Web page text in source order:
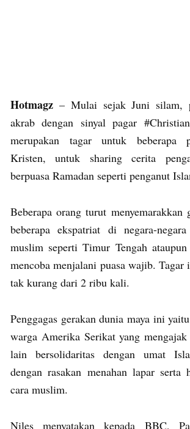
Hotmagz – Mulai sejak Juni silam,
akrab dengan sinyal pagar
merupakan tagar untuk beberapa
Kristen, untuk sharing cerita
berpuasa Ramadan seperti penganut
Beberapa orang turut menyemarakkan
beberapa ekspatriat di negara-
muslim seperti Timur Tengah
mencoba menjalani puasa wajib. Tagar
tak kurang dari 2 ribu kali.
Penggagas gerakan dunia maya ini
warga Amerika Serikat yang
lain bersolidaritas dengan umat
dengan rasakan menahan lapar serta
cara muslim.
Niles menyatakan kepada BBC,